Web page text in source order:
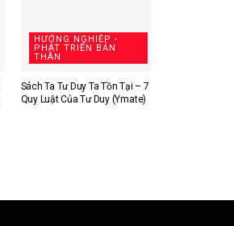
HƯỚNG NGHIỆP -
PHÁT TRIỂN BẢN
THÂN
Sách Ta Tư Duy Ta Tồn Tại – 7
Quy Luật Của Tư Duy (Ymate)